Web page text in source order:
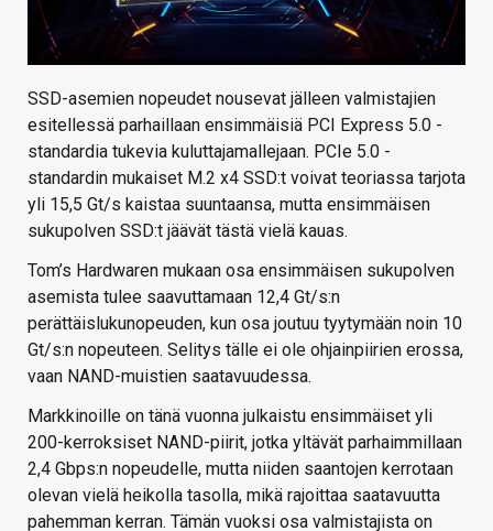
SSD-asemien nopeudet nousevat jälleen valmistajien
esitellessä parhaillaan ensimmäisiä PCI Express 5.0 -
standardia tukevia kuluttajamallejaan. PCIe 5.0 -
standardin mukaiset M.2 x4 SSD:t voivat teoriassa tarjota
yli 15,5 Gt/s kaistaa suuntaansa, mutta ensimmäisen
sukupolven SSD:t jäävät tästä vielä kauas.
Tom’s Hardwaren mukaan osa ensimmäisen sukupolven
asemista tulee saavuttamaan 12,4 Gt/s:n
perättäislukunopeuden, kun osa joutuu tyytymään noin 10
Gt/s:n nopeuteen. Selitys tälle ei ole ohjainpiirien erossa,
vaan NAND-muistien saatavuudessa.
Markkinoille on tänä vuonna julkaistu ensimmäiset yli
200-kerroksiset NAND-piirit, jotka yltävät parhaimmillaan
2,4 Gbps:n nopeudelle, mutta niiden saantojen kerrotaan
olevan vielä heikolla tasolla, mikä rajoittaa saatavuutta
pahemman kerran. Tämän vuoksi osa valmistajista on